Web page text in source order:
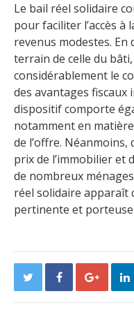
Le bail réel solidaire
pour faciliter l’accès
revenus modestes.
terrain de celle du
considérablement le
des avantages fiscaux
dispositif comporte
notamment en
de l’offre. Néanmoins,
prix de l’immobilier et
de nombreux
réel solidaire apparaît
pertinente et porteuse